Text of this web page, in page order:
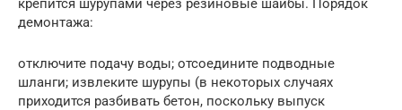
крепится шурупами через резиновые шайбы. Порядок
демонтажа:
отключите подачу воды; отсоедините подводные
шланги; извлеките шурупы (в некоторых случаях
приходится разбивать бетон, поскольку выпуск